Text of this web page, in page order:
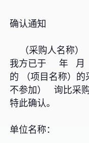
确认通知
（采购人名称）
我方已于 年 月
的 （项目名称）
不参加） 询比采购
特此确认。
单位名称： （